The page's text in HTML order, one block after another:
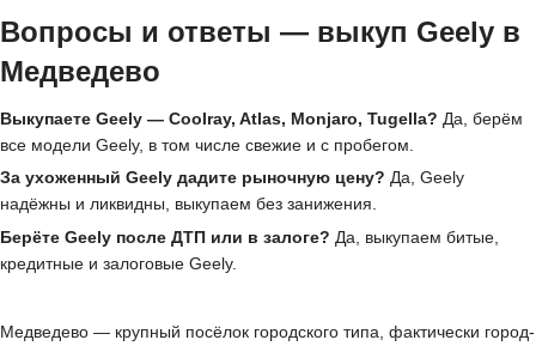
Вопросы и ответы — выкуп Geely в
Медведево
Выкупаете Geely — Coolray, Atlas, Monjaro, Tugella? Да, берём
все модели Geely, в том числе свежие и с пробегом.
За ухоженный Geely дадите рыночную цену? Да, Geely
надёжны и ликвидны, выкупаем без занижения.
Берёте Geely после ДТП или в залоге? Да, выкупаем битые,
кредитные и залоговые Geely.
Медведево — крупный посёлок городского типа, фактически город-